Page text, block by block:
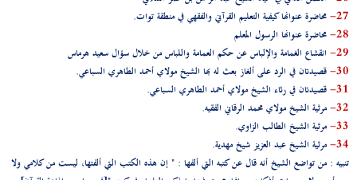
27- محاضرة عنوانها كيفية التعليم القرآني والفقهي في منطقة توات.
28- محاضرة عنوانها الرسول المعلم
29- انقشاع الغمامة والإلباس عن حكم العمامة واللباس من خلال سؤال سعيد هرماس
30- قصيدتان في الرد على ألغاز بعث له بها الشيخ مولاي أحمد الطاهري السباعي.
31- قصيدتان في رثاء الشيخ مولاي أحمد الطاهري السباعي.
32- مرثية الشيخ مولاي محمد الرقاني الفقيه.
33- مرثية الشيخ الطالب الزاوي.
34- مرثية الشيخ عبد العزيز شيخ مهدية.
تنبيه : من تواضع الشيخ أنه قال عن كتبه التي ألفها : " إن هذه الكتب التي ألفتها، ليست من كلامي ولا